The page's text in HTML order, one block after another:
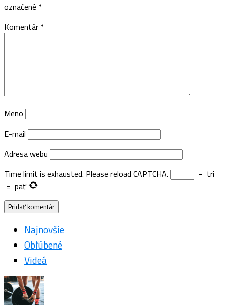
označené *
Komentár *
Meno
E-mail
Adresa webu
Time limit is exhausted. Please reload CAPTCHA.
− tri
= päť
Najnovšie
Obľúbené
Videá